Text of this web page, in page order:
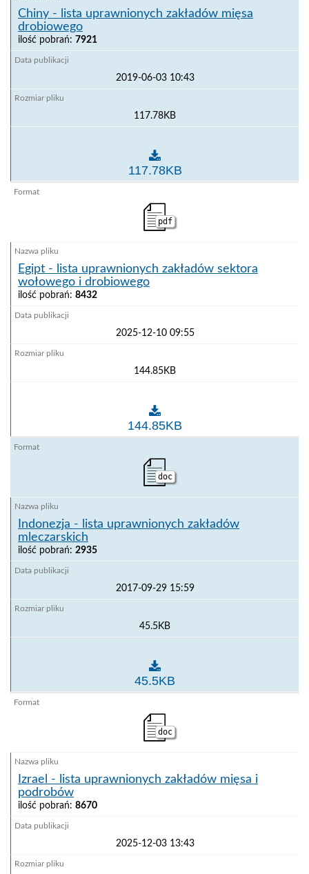
Chiny - lista uprawnionych zakładów mięsa
drobiowego
ilość pobrań: 7921
2019-06-03 10:43
117.78KB
Chiny - lista uprawnionych zakładów mięsa
117.78KB
pdf
Egipt - lista uprawnionych zakładów sektora
wołowego i drobiowego
ilość pobrań: 8432
2025-12-10 09:55
144.85KB
Egipt - lista uprawnionych zakładów sektora
144.85KB
doc
Indonezja - lista uprawnionych zakładów
mleczarskich
ilość pobrań: 2935
2017-09-29 15:59
45.5KB
Indonezja - lista uprawnionych zakładów
45.5KB
doc
Izrael - lista uprawnionych zakładów mięsa i
podrobów
ilość pobrań: 8670
2025-12-03 13:43